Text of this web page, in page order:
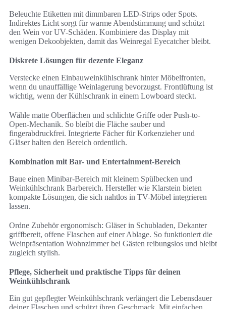
Beleuchte Etiketten mit dimmbaren LED-Strips oder Spots.
Indirektes Licht sorgt für warme Abendstimmung und schützt
den Wein vor UV-Schäden. Kombiniere das Display mit
wenigen Dekoobjekten, damit das Weinregal Eyecatcher bleibt.
Diskrete Lösungen für dezente Eleganz
Verstecke einen Einbauweinkühlschrank hinter Möbelfronten,
wenn du unauffällige Weinlagerung bevorzugst. Frontlüftung ist
wichtig, wenn der Kühlschrank in einem Lowboard steckt.
Wähle matte Oberflächen und schlichte Griffe oder Push-to-
Open-Mechanik. So bleibt die Fläche sauber und
fingerabdruckfrei. Integrierte Fächer für Korkenzieher und
Gläser halten den Bereich ordentlich.
Kombination mit Bar- und Entertainment-Bereich
Baue einen Minibar-Bereich mit kleinem Spülbecken und
Weinkühlschrank Barbereich. Hersteller wie Klarstein bieten
kompakte Lösungen, die sich nahtlos in TV-Möbel integrieren
lassen.
Ordne Zubehör ergonomisch: Gläser in Schubladen, Dekanter
griffbereit, offene Flaschen auf einer Ablage. So funktioniert die
Weinpräsentation Wohnzimmer bei Gästen reibungslos und bleibt
zugleich stylish.
Pflege, Sicherheit und praktische Tipps für deinen
Weinkühlschrank
Ein gut gepflegter Weinkühlschrank verlängert die Lebensdauer